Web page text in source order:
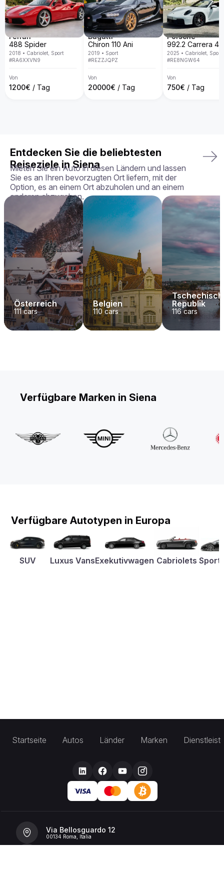
spezialisiert und bieten eine exklusive Fahrzeugflotte in ganz
Europa. Mit persönlichem Service, Lieferung direkt an deine
Wunschadresse, transparenten Mietbedingungen und der
Garantie, dass du genau das Fahrzeug erhältst, das du
gebucht hast – in perfektem Zustand.
Dein perfektes Fahrerlebnis wartet – buche deinen Aston
Martin Rapide noch heute!
Ferrari
488 Spider
2018 • Cabriolet, Sport
#RA6XXVN9
Von
1200€ / Tag
Bugatti
Chiron 110 Ani
2019 • Sport
#REZZJQPZ
Von
20000€ / Tag
Porsche
2025 • Cabriolet, Sport
#RE8NGW64
Von
750€ / Tag
Entdecken Sie die beliebtesten
Reiseziele in Siena
Mieten Sie ein Auto in diesen Ländern und lassen
Sie es an Ihren bevorzugten Ort liefern, mit der
Option, es an einem Ort abzuholen und an einem
anderen abzugeben.
Österreich
111cars
Belgien
110 cars
Republik
116cars
Verfügbare Marken in Siena
Verfügbare Autotypen in Europa
SUV Luxus VansExekutivwagen Cabriolets
Startseite Autos Länder Marken
Via Bellosguardo 12
00134 Roma, Italia